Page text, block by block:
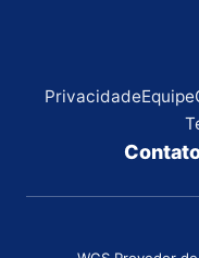
PrivacidadeEquipe